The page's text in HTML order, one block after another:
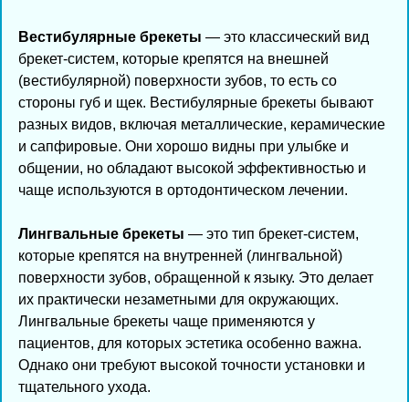
Вестибулярные брекеты — это классический вид
брекет-систем, которые крепятся на внешней
(вестибулярной) поверхности зубов, то есть со
стороны губ и щек. Вестибулярные брекеты бывают
разных видов, включая металлические, керамические
и сапфировые. Они хорошо видны при улыбке и
общении, но обладают высокой эффективностью и
чаще используются в ортодонтическом лечении.
Лингвальные брекеты — это тип брекет-систем,
которые крепятся на внутренней (лингвальной)
поверхности зубов, обращенной к языку. Это делает
их практически незаметными для окружающих.
Лингвальные брекеты чаще применяются у
пациентов, для которых эстетика особенно важна.
Однако они требуют высокой точности установки и
тщательного ухода.